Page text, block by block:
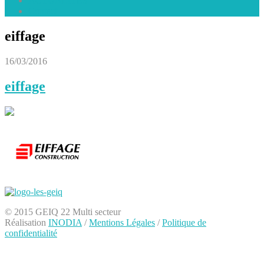
eiffage
16/03/2016
eiffage
© 2015 GEIQ 22 Multi secteur
Réalisation INODIA /Mentions Légales /Politique de
confidentialité